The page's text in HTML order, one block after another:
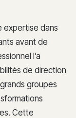
expertise dans
avant de
l’a
de direction
groupes
Cette